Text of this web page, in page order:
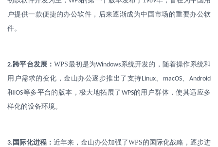
户提供一款便捷的办公软件，后来逐渐成为中国市场的重要办公软
件。
2.跨平台发展：WPS最初是为Windows系统开发的，随着操作系统和
用户需求的变化，金山办公逐步推出了支持Linux、 macOS、Android
和iOS等多平台的版本，极大地拓展了 WPS的用户群体，使其适应多
样化的设备环境。
3. 国际化进程： 近年来，金山办公加强了WPS的国际化战略，逐步进